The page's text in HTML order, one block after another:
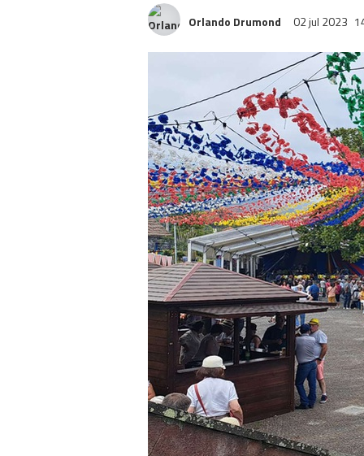
Orlando Drumond 02 jul 2023